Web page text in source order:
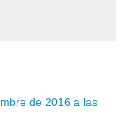
de 2016 a las